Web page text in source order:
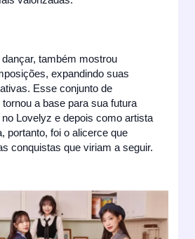
também mostrou
expandindo suas
Esse conjunto de
a base para sua futura
Lovelyz e depois como artista
portanto, foi o alicerce que
conquistas que viriam a seguir.